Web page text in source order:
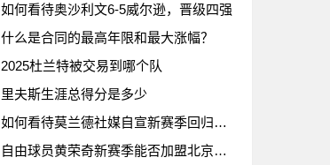
如何看待奥沙利文6-5威尔逊，晋级四强
什么是合同的最高年限和最大涨幅？
2025杜兰特被交易到哪个队
里夫斯生涯总得分是多少
如何看待莫兰德社媒自宣新赛季回归辽宁男篮
自由球员黄荣奇新赛季能否加盟北京男篮?